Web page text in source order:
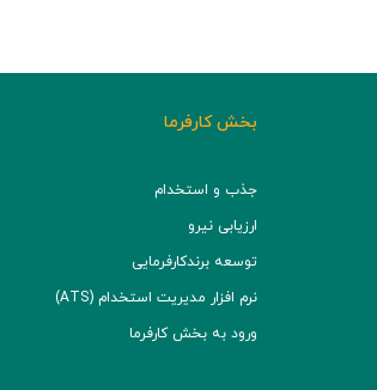
بخش کارفرما
جذب و استخدام
ارزیابی نیرو
توسعه برند‌کارفرمایی
نرم افزار مدیریت استخدام (ATS)
ورود به بخش کارفرما